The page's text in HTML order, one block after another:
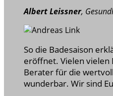
Albert Leissner,
So die Badesaison
eröffnet. Vielen vielen
Berater für die
wunderbar. Wir sind